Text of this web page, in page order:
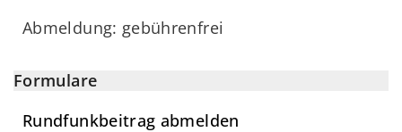
Abmeldung: gebührenfrei
Formulare
Rundfunkbeitrag abmelden